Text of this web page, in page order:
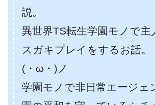
説。
異世界TS転生学園モノで主
スガキプレイをするお話。
(・ω・)ノ
学園モノで非日常エージェ